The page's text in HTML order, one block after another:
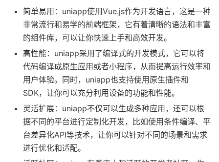
简单易用：uniapp使用Vue.js作为开发语言，这是一种
非常流行和易学的前端框架，它有着清晰的语法和丰富
的组件库，可以让你快速上手和高效开发。
高性能：uniapp采用了编译式的开发模式，它可以将
代码编译成原生应用或者小程序，从而提高运行效率和
用户体验。同时，uniapp也支持使用原生插件和
SDK，让你可以充分利用设备的功能和性能。
灵活扩展：uniapp不仅可以生成多种应用，还可以根
据不同的平台进行定制化开发，比如使用条件编译、平
台差异化API等技术，让你可以针对不同的场景和需求
进行优化和适配。